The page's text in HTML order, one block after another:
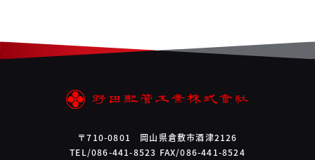
〒710-0801 岡山県倉敷市酒津2126
TEL/086-441-8523 FAX/086-441-8524